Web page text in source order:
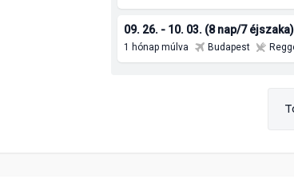
09. 26. - 10. 03. (8 nap/7 éjszaka)
1 hónap múlva Budapest